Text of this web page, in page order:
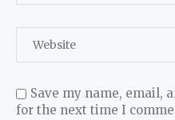
Save my name, email,
for the next time I